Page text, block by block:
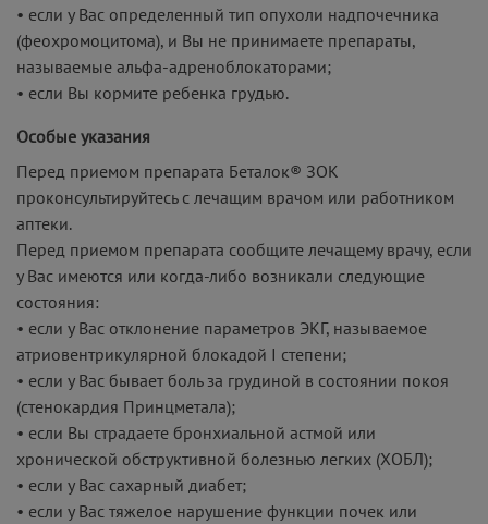
• если у Вас определенный тип опухоли надпочечника
(феохромоцитома), и Вы не принимаете препараты,
называемые альфа-адреноблокаторами;
• если Вы кормите ребенка грудью.
Особые указания
Перед приемом препарата Беталок® ЗОК
проконсультируйтесь с лечащим врачом или работником
аптеки.
Перед приемом препарата сообщите лечащему врачу, если
у Вас имеются или когда-либо возникали следующие
состояния:
• если у Вас отклонение параметров ЭКГ, называемое
атриовентрикулярной блокадой I степени;
• если у Вас бывает боль за грудиной в состоянии покоя
(стенокардия Принцметала);
• если Вы страдаете бронхиальной астмой или
хронической обструктивной болезнью легких (ХОБЛ);
• если у Вас сахарный диабет;
• если у Вас тяжелое нарушение функции почек или